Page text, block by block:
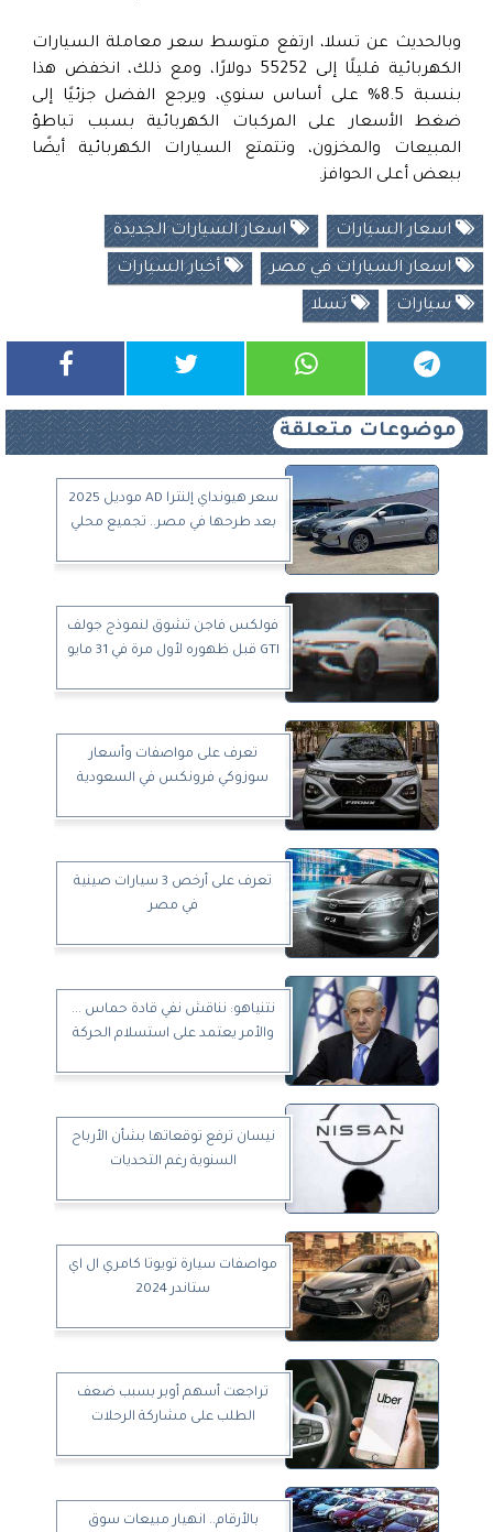
وبالحديث عن تسلا، ارتفع متوسط ​​سعر معاملة السيارات
الكهربائية قليلًا إلى 55252 دولارًا، ومع ذلك، انخفض هذا
بنسبة 8.5% على أساس سنوي، ويرجع الفضل جزئيًا إلى
ضغط الأسعار على المركبات الكهربائية بسبب تباطؤ
المبيعات والمخزون، وتتمتع السيارات الكهربائية أيضًا
ببعض أعلى الحوافز.
اسعار السيارات اسعار السيارات الجديدة
اسعار السيارات في مصر أخبار السيارات
سيارات تسلا
موضوعات متعلقة
سعر هيونداي إلنترا AD موديل 2025
بعد طرحها في مصر.. تجميع محلي
فولكس فاجن تشوق لنموذج جولف
GTI قبل ظهوره لأول مرة في 31 مايو
تعرف على مواصفات وأسعار
سوزوكي فرونكس في السعودية
تعرف على أرخص 3 سيارات صينية
في مصر
نتنياهو: نناقش نفي قادة حماس ...
والأمر يعتمد على استسلام الحركة
نيسان ترفع توقعاتها بشأن الأرباح
السنوية رغم التحديات
مواصفات سيارة تويوتا كامري ال اي
ستاندر 2024
تراجعت أسهم أوبر بسبب ضعف
الطلب على مشاركة الرحلات
بالأرقام.. انهيار مبيعات سوق